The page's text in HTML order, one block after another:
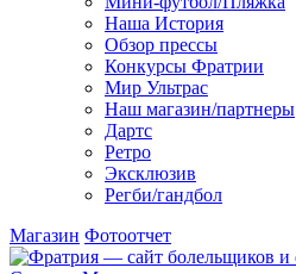
Наша История
Обзор прессы
Конкурсы Фратрии
Мир Ультрас
Наш магазин/партнеры
Дартс
Ретро
Эксклюзив
Регби/гандбол
Магазин Фотоотчет